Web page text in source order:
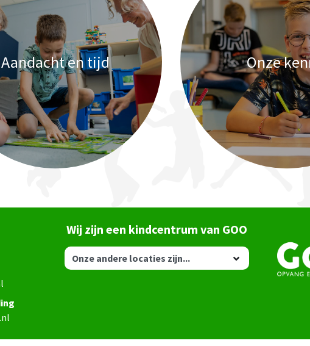
Aandacht en tijd Onze
Wij zijn een kindcentrum van GOO